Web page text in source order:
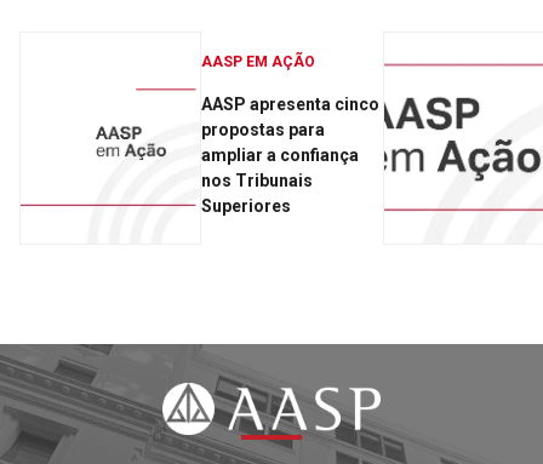
AASP EM AÇÃO
AASP apresenta cinco
propostas para
ampliar a confiança
nos Tribunais
Superiores